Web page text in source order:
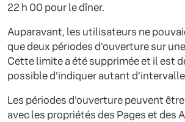
22 h 00 pour le dîner.
Auparavant, les utilisateurs ne
que deux périodes d'ouverture sur
Cette limite a été supprimée et il est
possible d'indiquer autant
Les périodes d'ouverture peuvent
avec les propriétés des Pages et des